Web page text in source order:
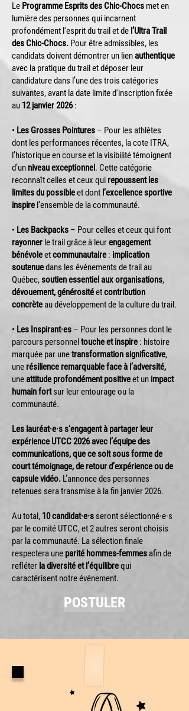
Le Programme Esprits des Chic-Chocs met en
lumière des personnes qui incarnent
profondément l'esprit du trail et de l’Ultra Trail
des Chic-Chocs. Pour être admissibles, les
candidats doivent démontrer un lienauthentique
avec la pratique du trail et déposer leur
candidature dans l’une des trois catégories
suivantes, avant la date limite d'inscription fixée
au 12 janvier 2026:
• Les Grosses Pointures – Pour les athlètes
dont les performances récentes, la cote ITRA,
l’historique en course et la visibilité témoignent
d’un niveau exceptionnel. Cette catégorie
reconnaît celles et ceux qui repoussent les
limites du possibleet dont l’excellence sportive
inspire l’ensemble de la communauté.
• Les Backpacks – Pour celles et ceux qui font
rayonner le trail grâce à leurengagement
bénévoleetcommunautaire : implication
soutenuedans les événements de trail au
Québec,soutien essentiel aux organisations,
dévouement, générositéetcontribution
concrèteau développement de la culture du trail.
• Les Inspirant·es – Pour les personnes dont le
parcours personneltouche et inspire : histoire
marquée par unetransformation significative,
une résilience remarquable face à l’adversité,
uneattitude profondément positiveet un impact
humain fortsur leur entourage ou la
communauté.
Les lauréat·e·s s'engagent à partager leur
expérience UTCC 2026 avec l’équipe des
communications, que ce soit sous forme de
court témoignage, de retour d’expérience ou de
capsule vidéo. L’annonce des personnes
retenues sera transmise à la fin janvier 2026.
Au total, 10 candidat·e·s seront sélectionné·e·s
par le comité UTCC, et 2 autres seront choisis
par la communauté. La sélection finale
respectera une parité hommes-femmesafin de
refléter la diversité et l’équilibrequi
caractérisent notre événement.
POSTULER